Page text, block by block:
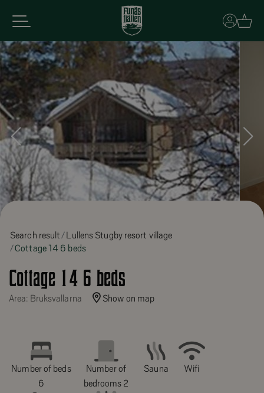
Basket
Search result
Lullens Stugby resort village
Cottage 14 6 beds
Cottage 14 6 beds
Area: Bruksvallarna Show on map
Number of beds
6
Number of
bedrooms 2
Sauna Wifi